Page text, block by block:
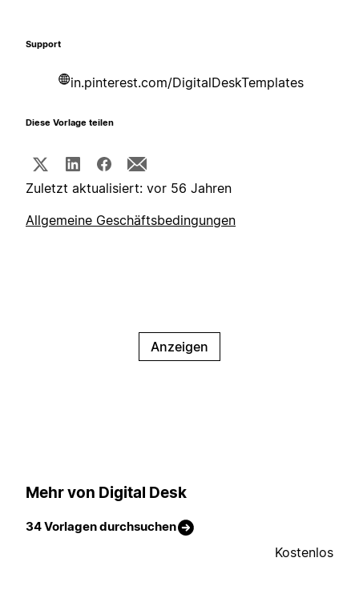
Support
in.pinterest.com/DigitalDeskTemplates
Diese Vorlage teilen
Zuletzt aktualisiert: vor 56 Jahren
Allgemeine Geschäftsbedingungen
Anzeigen
Mehr von Digital Desk
34 Vorlagen durchsuchen
Kostenlos